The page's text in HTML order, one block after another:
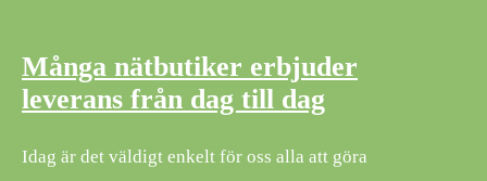
Många nätbutiker erbjuder
leverans från dag till dag
Idag är det väldigt enkelt för oss alla att göra